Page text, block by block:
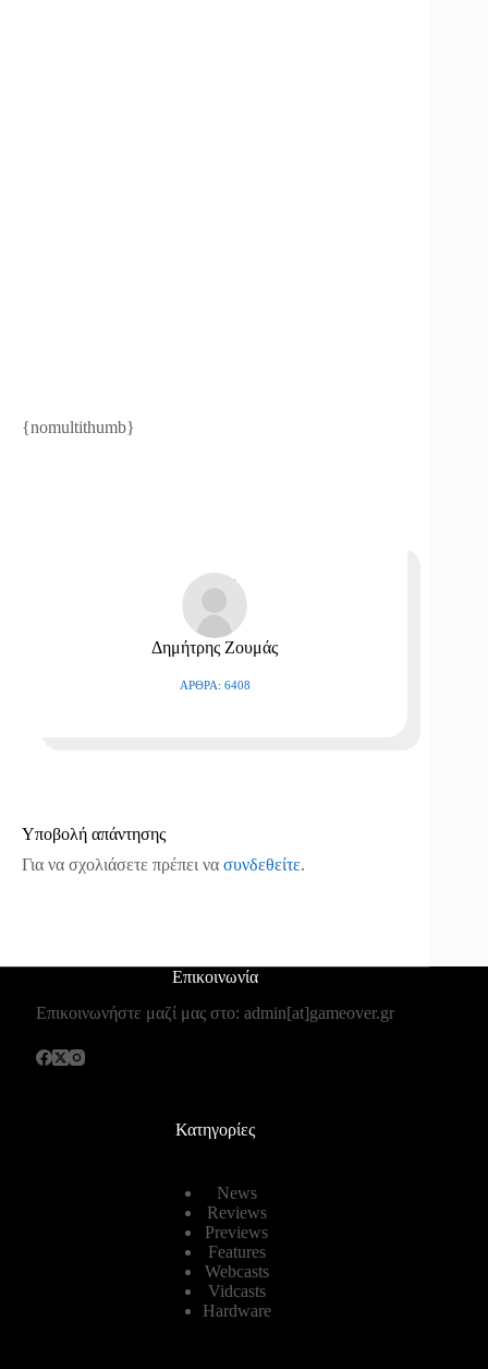
{nomultithumb}
Δημήτρης Ζουμάς
ΆΡΘΡΑ: 6408
Υποβολή απάντησης
Για να σχολιάσετε πρέπει να συνδεθείτε.
Επικοινωνία
Επικοινωνήστε μαζί μας στο: admin[at]gameover.gr
Κατηγορίες
News
Reviews
Previews
Features
Webcasts
Vidcasts
Hardware